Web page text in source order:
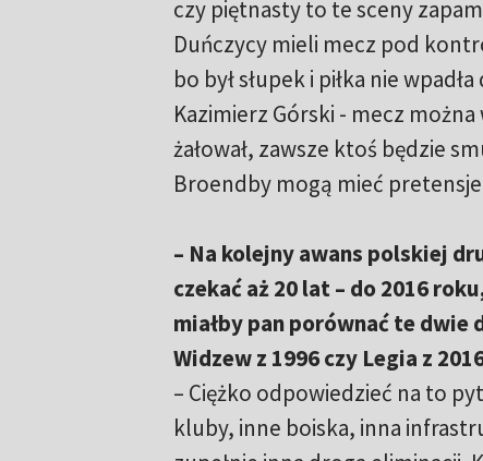
czy piętnasty to te sceny
Duńczycy mieli mecz pod
bo był słupek i piłka nie
Kazimierz Górski - mecz
żałował, zawsze ktoś będzie
Broendby mogą mieć
– Na kolejny awans polskiej
czekać aż 20 lat – do 2016
miałby pan porównać te dwie
Widzew z 1996 czy Legia z
– Ciężko odpowiedzieć na to
kluby, inne boiska, inna